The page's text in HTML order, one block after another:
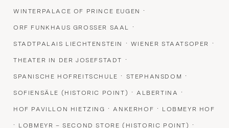
WINTERPALACE OF PRINCE EUGEN ·
ORF FUNKHAUS GROSSER SAAL ·
STADTPALAIS LIECHTENSTEIN · WIENER STAATSOPER ·
THEATER IN DER JOSEFSTADT ·
SPANISCHE HOFREITSCHULE · STEPHANSDOM ·
SOFIENSÄLE (HISTORIC POINT) ·ALBERTINA ·
HOF PAVILLON HIETZING ·ANKERHOF · LOBMEYR HOF
· LOBMEYR – SECOND STORE (HISTORIC POINT) ·